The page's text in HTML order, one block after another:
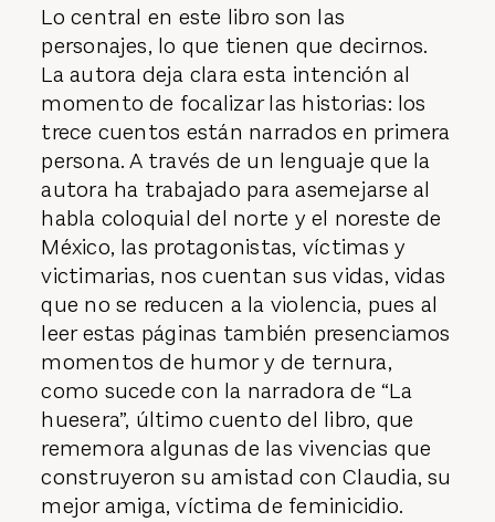
Lo central en este libro son las
personajes, lo que tienen que decirnos.
La autora deja clara esta intención al
momento de focalizar las historias: los
trece cuentos están narrados en primera
persona. A través de un lenguaje que la
autora ha trabajado para asemejarse al
habla coloquial del norte y el noreste de
México, las protagonistas, víctimas y
victimarias, nos cuentan sus vidas, vidas
que no se reducen a la violencia, pues al
leer estas páginas también presenciamos
momentos de humor y de ternura,
como sucede con la narradora de “La
huesera”, último cuento del libro, que
rememora algunas de las vivencias que
construyeron su amistad con Claudia, su
mejor amiga, víctima de feminicidio.